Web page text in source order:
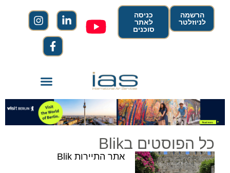
הרשמה
לניוזלטר
כניסה
לאתר
סוכנים
כל הפוסטים בBlik
אתר התיירות Blik